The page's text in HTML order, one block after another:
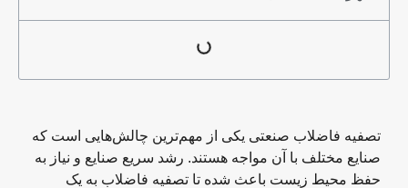
تصفیه فاضلاب صنعتی یکی از مهم‌ترین چالش‌هایی است که
صنایع مختلف با آن مواجه هستند. رشد سریع صنایع و نیاز به
حفظ محیط زیست باعث شده تا تصفیه فاضلاب به یک